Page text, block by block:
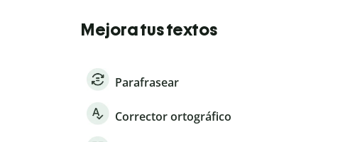
Mejora tus textos
Parafrasear
Corrector ortográfico